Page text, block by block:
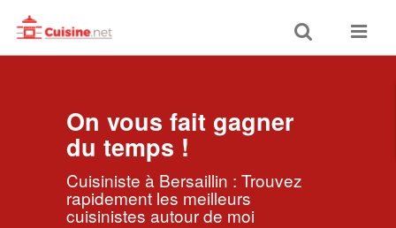
Toggle
search
Toggle
On vous fait gagner
du temps !
Cuisiniste à Bersaillin : Trouvez
rapidement les meilleurs
cuisinistes autour de moi